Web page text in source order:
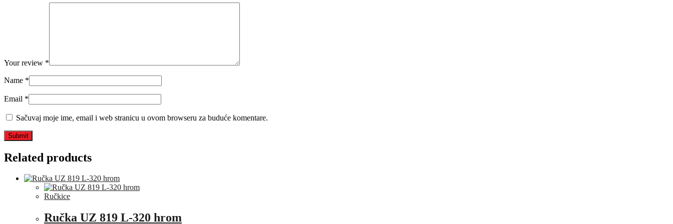
Your review *
Name *
Email *
Sačuvaj moje ime, email i web stranicu u ovom browseru za buduće komentare.
Related products
Ručkice
Ručka UZ 819 L-320 hrom